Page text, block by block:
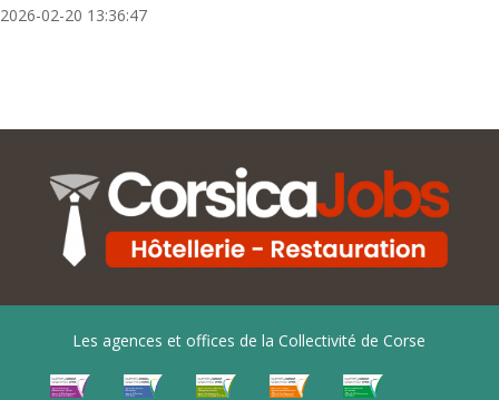
2026-02-20 13:36:47
Les agences et offices de la Collectivité de Corse